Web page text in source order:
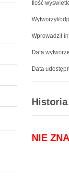
Ilość
Wytworzył/
Wprowadził
Data
Data
NIE